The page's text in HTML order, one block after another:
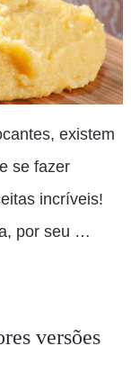
existem
se fazer
incríveis!
por seu …
versões